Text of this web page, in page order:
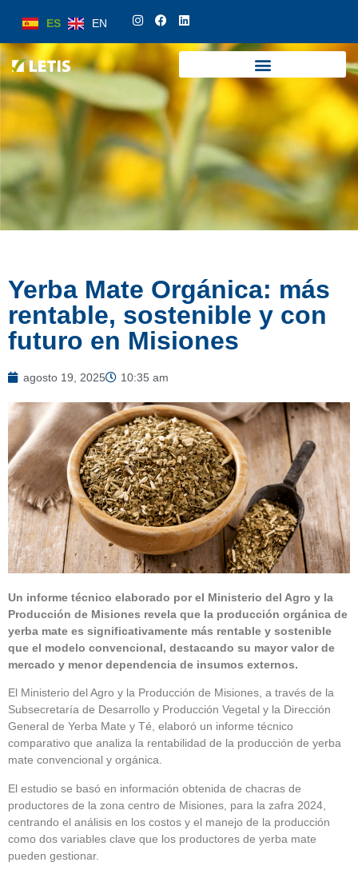
ES EN
ES EN
Yerba Mate Orgánica: más
rentable, sostenible y con
futuro en Misiones
agosto 19, 2025 10:35 am
Un informe técnico elaborado por el Ministerio del Agro y la
Producción de Misiones revela que la producción orgánica de
yerba mate es significativamente más rentable y sostenible
que el modelo convencional, destacando su mayor valor de
mercado y menor dependencia de insumos externos.
El Ministerio del Agro y la Producción de Misiones, a través de la
Subsecretaría de Desarrollo y Producción Vegetal y la Dirección
General de Yerba Mate y Té, elaboró un informe técnico
comparativo que analiza la rentabilidad de la producción de yerba
mate convencional y orgánica.
El estudio se basó en información obtenida de chacras de
productores de la zona centro de Misiones, para la zafra 2024,
centrando el análisis en los costos y el manejo de la producción
como dos variables clave que los productores de yerba mate
pueden gestionar.